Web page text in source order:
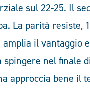
sul 22-25. Il
La parità resiste,
il vantaggio
nel finale
approccia bene il